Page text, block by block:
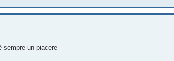
sempre un piacere.